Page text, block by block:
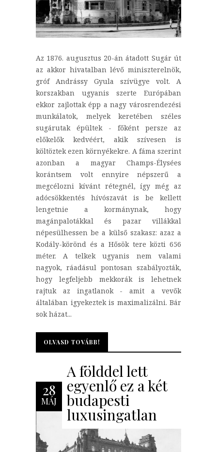
Az 1876. augusztus 20-án átadott Sugár út
az akkor hivatalban lévő miniszterelnök,
gróf Andrássy Gyula szívügye volt. A
korszakban ugyanis szerte Európában
ekkor zajlottak épp a nagy városrendezési
munkálatok, melyek keretében széles
sugárutak épültek - főként persze az
előkelők kedvéért, akik szívesen is
költöztek ezen környékekre. A fáma szerint
azonban a magyar Champs-Élysées
korántsem volt ennyire népszerű a
megcélozni kívánt rétegnél, így még az
adócsökkentés hívószavát is be kellett
lengetnie a kormánynak, hogy
magánpalotákkal és pazar villákkal
népesülhessen be a külső szakasz: azaz a
Kodály-körönd és a Hősök tere közti 656
méter. A telkek ugyanis nem valami
nagyok, ráadásul pontosan szabályozták,
hogy legfeljebb mekkorák is lehetnek
rajtuk az ingatlanok - amit a vevők
általában igyekeztek is maximalizálni. Bár
sok házat...
OLVASD TOVÁBB!
OLVASD TOVÁBB!
28
MÁJ
A földdel lett
egyenlő ez a két
budapesti
luxusingatlan